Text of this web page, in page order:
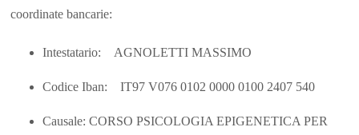
coordinate bancarie:
Intestatario: AGNOLETTI MASSIMO
Codice Iban: IT97 V076 0102 0000 0100 2407 540
Causale: CORSO PSICOLOGIA EPIGENETICA PER